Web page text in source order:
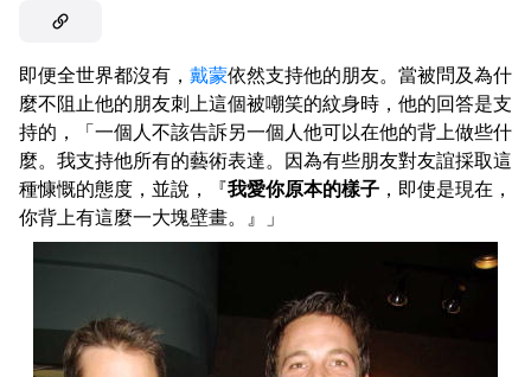
即便全世界都沒有， 戴蒙依然支持他的朋友。當被問及為什
麼不阻止他的朋友刺上這個被嘲笑的紋身時，他的回答是支
持的，「一個人不該告訴另一個人他可以在他的背上做些什
麼。我支持他所有的藝術表達。因為有些朋友對友誼採取這
種慷慨的態度，並說，『我愛你原本的樣子 ，即使是現在，
你背上有這麼一大塊壁畫。』」